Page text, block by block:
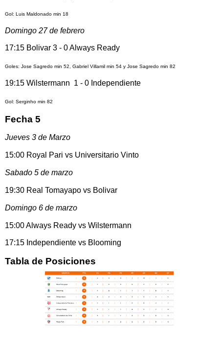
Gol: Luis Maldonado min 18
Domingo 27 de febrero
17:15 Bolivar 3 - 0 Always Ready
Goles: Jose Sagredo min 52, Gabriel Villamil min 54 y Jose Sagredo min 82
19:15 Wilstermann 1 - 0 Independiente
Gol: Serginho min 82
Fecha 5
Jueves 3 de Marzo
15:00 Royal Pari vs Universitario Vinto
Sabado 5 de marzo
19:30 Real Tomayapo vs Bolivar
Domingo 6 de marzo
15:00 Always Ready vs Wilstermann
17:15 Independiente vs Blooming
Tabla de Posiciones